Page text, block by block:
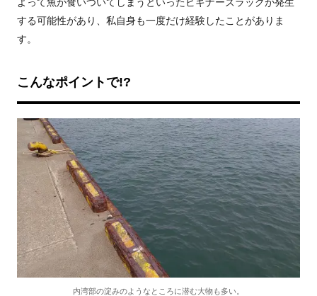
する可能性があり、私自身も一度だけ経験したことがありま
す。
こんなポイントで!?
内湾部の淀みのようなところに潜む大物も多い。